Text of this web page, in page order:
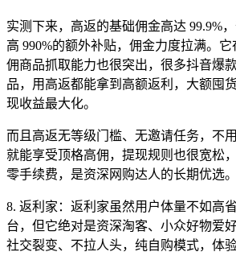
实测下来，高返的基础佣金高达 99.9%
高 990%的额外补贴，佣金力度拉满。
佣商品抓取能力也很突出，很多抖音爆
品，用高返都能拿到高额返利，大额囤
现收益最大化。
而且高返无等级门槛、无邀请任务，不
就能享受顶格高佣，提现规则也很宽松
零手续费，是资深网购达人的长期优选。
8. 返利家：返利家虽然用户体量不如高
台，但它绝对是资深淘客、小众好物爱
社交裂变、不拉人头，纯自购模式，体